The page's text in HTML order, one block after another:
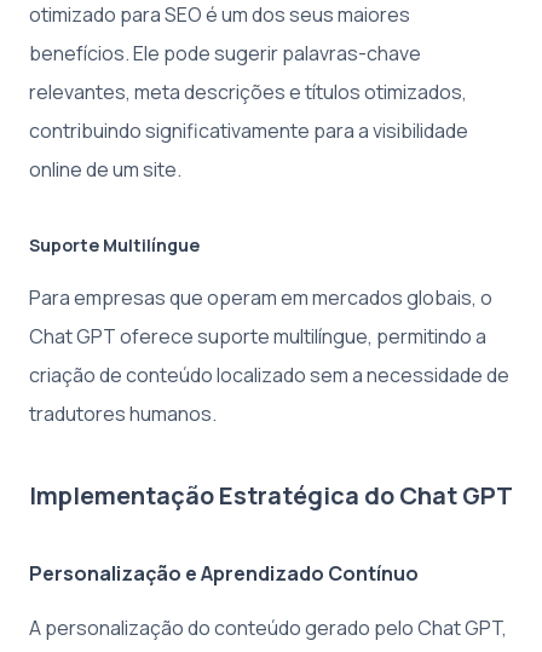
otimizado para SEO é um dos seus maiores
benefícios. Ele pode sugerir palavras-chave
relevantes, meta descrições e títulos otimizados,
contribuindo significativamente para a visibilidade
online de um site.
Suporte Multilíngue
Para empresas que operam em mercados globais, o
Chat GPT oferece suporte multilíngue, permitindo a
criação de conteúdo localizado sem a necessidade de
tradutores humanos.
Implementação Estratégica do Chat GPT
Personalização e Aprendizado Contínuo
A personalização do conteúdo gerado pelo Chat GPT,